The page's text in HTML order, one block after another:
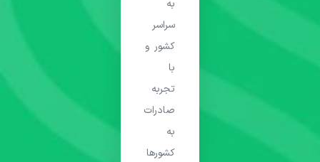
به
سراسر
کشور و
با
تجربه
صادرات
به
کشورها